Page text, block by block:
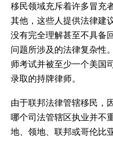
移民领域充斥着许多冒充
其他，这些人提供法律建
没有完全理解甚至不具备
问题所涉及的法律复杂性
师考试并被至少一个美国
录取的持牌律师。
由于联邦法律管辖移民，
哪个司法管辖区执业并不
地、领地、联邦或哥伦比